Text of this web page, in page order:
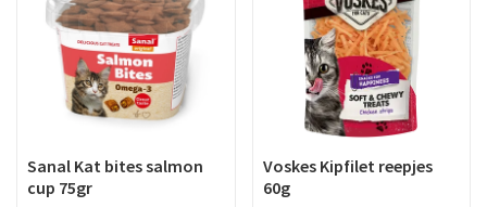
Sanal Kat bites salmon
cup 75gr
Voskes Kipfilet reepjes
60g